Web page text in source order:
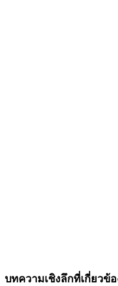
บทความเชิงลึกที่เกี่ยวข้อ